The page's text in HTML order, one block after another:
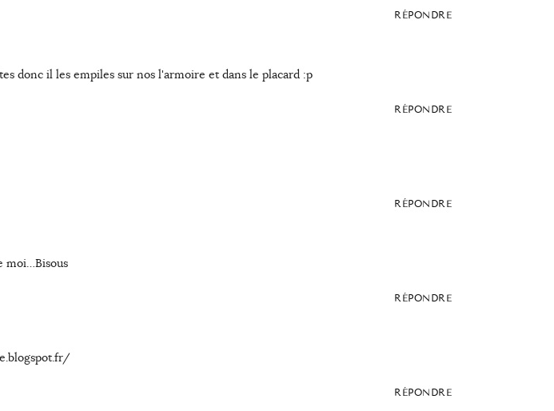
RÉPONDRE
donc il les empiles sur nos l'armoire et dans le placard :p
RÉPONDRE
RÉPONDRE
moi…Bisous
RÉPONDRE
RÉPONDRE